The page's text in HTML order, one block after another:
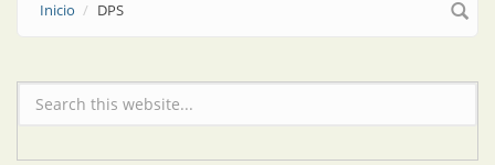
Inicio DPS
Formulario de búsqueda